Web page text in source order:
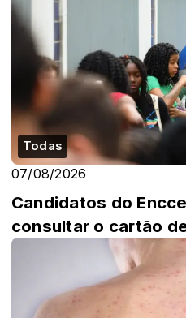
Todas
07/08/2026
Candidatos do
consultar o cartão